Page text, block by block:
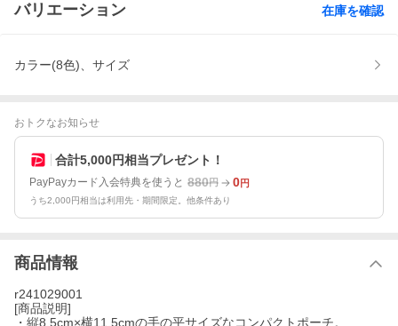
バリエーション 在庫を確認
カラー(8色)、サイズ
おトクなお知らせ
合計5,000円相当プレゼント！
PayPayカード入会特典を使うと 880円 0円
うち2,000円相当は利用先・期間限定。他条件あり
商品情報
r241029001
[商品説明]
・縦8.5cm×横11.5cmの手の平サイズなコンパクトポーチ。